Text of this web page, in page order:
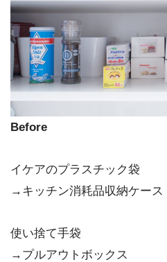
Before
イケアのプラスチック袋
→キッチン消耗品収納ケース
使い捨て手袋
→プルアウトボックス